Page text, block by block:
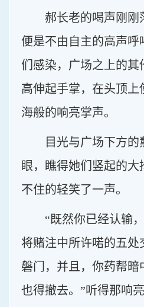
郝长老的喝声刚刚
便是不由自主的高声呼
们感染，广场之上的其
高伸起手掌，在头顶上
海般的响亮掌声。
目光与广场下方
眼，瞧得她们竖起的大
不住的轻笑了一声。
“既然你已经认输
将赌注中所许喏的五处
磐门，并且，你药帮暗
也得撤去。”听得那响